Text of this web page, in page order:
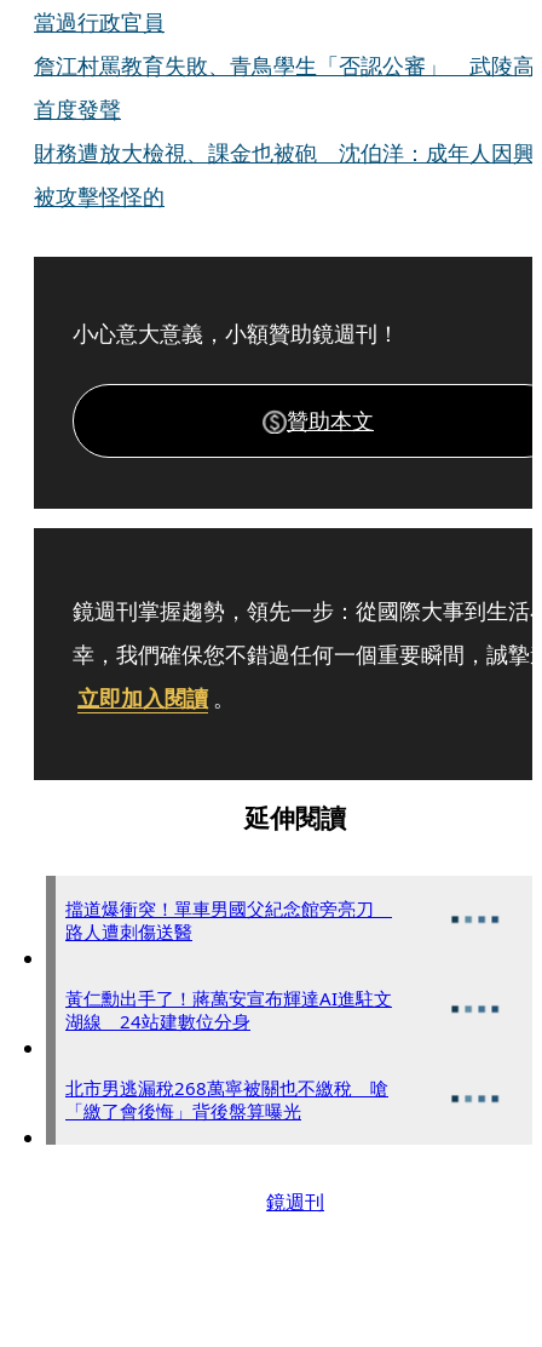
當過行政官員
詹江村罵教育失敗、青鳥學生「否認公審」 武陵高
首度發聲
財務遭放大檢視、課金也被砲 沈伯洋：成年人因興
被攻擊怪怪的
小心意大意義，小額贊助鏡週刊！
贊助本文
鏡週刊掌握趨勢，領先一步：從國際大事到生活
幸，我們確保您不錯過任何一個重要瞬間，誠摯
立即加入閱讀 。
延伸閱讀
擋道爆衝突！單車男國父紀念館旁亮刀
路人遭刺傷送醫
黃仁勳出手了！蔣萬安宣布輝達AI進駐文
湖線 24站建數位分身
北市男逃漏稅268萬寧被關也不繳稅 嗆
「繳了會後悔」背後盤算曝光
鏡週刊